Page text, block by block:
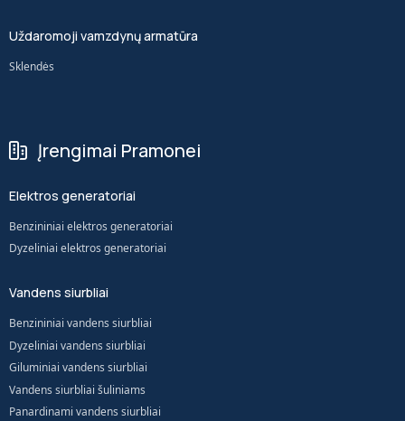
Uždaromoji vamzdynų armatūra
Sklendės
Įrengimai Pramonei
Elektros generatoriai
Benzininiai elektros generatoriai
Dyzeliniai elektros generatoriai
Vandens siurbliai
Benzininiai vandens siurbliai
Dyzeliniai vandens siurbliai
Giluminiai vandens siurbliai
Vandens siurbliai šuliniams
Panardinami vandens siurbliai